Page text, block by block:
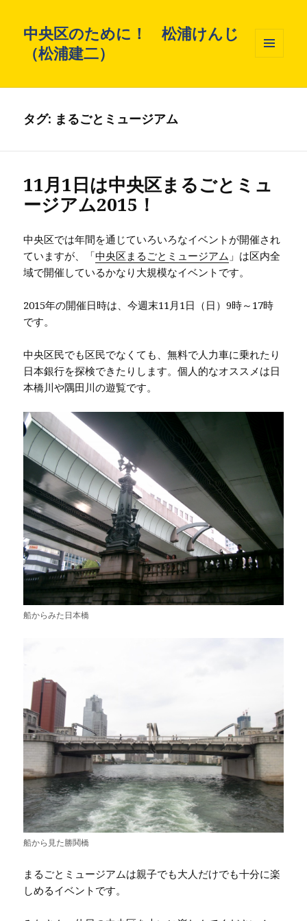
中央区のために！ 松浦けんじ
（松浦建二）
ィジェ
タグ: まるごとミュージアム
11月1日は中央区まるごとミュ
ージアム2015！
中央区では年間を通じていろいろなイベントが開催され
ていますが、「中央区まるごとミュージアム 」は区内全
域で開催しているかなり大規模なイベントです。
2015年の開催日時は、今週末11月1日（日）9時～17時
です。
中央区民でも区民でなくても、無料で人力車に乗れたり
日本銀行を探検できたりします。個人的なオススメは日
本橋川や隅田川の遊覧です。
船からみた日本橋
船から見た勝鬨橋
まるごとミュージアムは親子でも大人だけでも十分に楽
しめるイベントです。